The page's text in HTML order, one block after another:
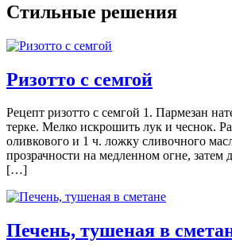
Стильные решения
Ризотто с семгой
Рецепт ризотто с семгой 1. Пармезан
терке. Мелко искрошить лук и чеснок.
оливкового и 1 ч. ложку сливочного
прозрачности на медленном огне, затем
[…]
Печень, тушеная в